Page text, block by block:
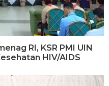
RI, KSR PMI UIN
HIV/AIDS